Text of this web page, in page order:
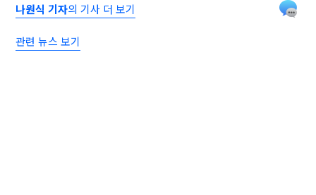
나원식 기자의 기사 더 보기
관련 뉴스 보기